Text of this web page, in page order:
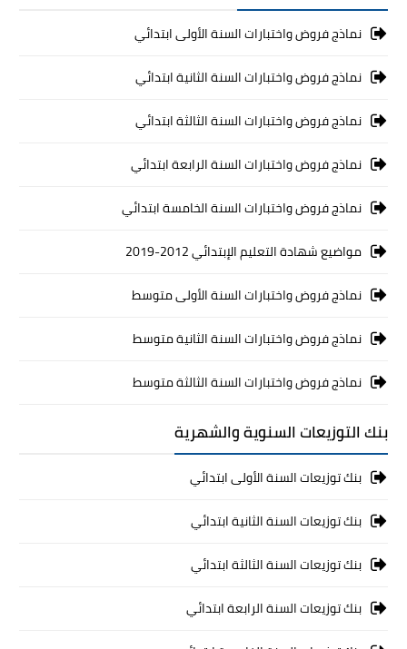
نماذج فروض واختبارات السنة الأولى ابتدائي
نماذج فروض واختبارات السنة الثانية ابتدائي
نماذج فروض واختبارات السنة الثالثة ابتدائي
نماذج فروض واختبارات السنة الرابعة ابتدائي
نماذج فروض واختبارات السنة الخامسة ابتدائي
مواضيع شهادة التعليم الإبتدائي 2012-2019
نماذج فروض واختبارات السنة الأولى متوسط
نماذج فروض واختبارات السنة الثانية متوسط
نماذج فروض واختبارات السنة الثالثة متوسط
بنك التوزيعات السنوية والشهرية
بنك توزيعات السنة الأولى ابتدائي
بنك توزيعات السنة الثانية ابتدائي
بنك توزيعات السنة الثالثة ابتدائي
بنك توزيعات السنة الرابعة ابتدائي